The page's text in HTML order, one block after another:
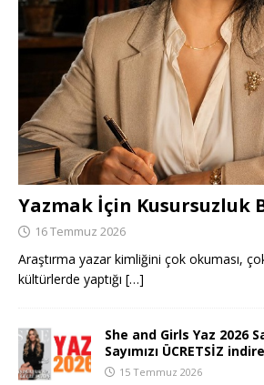
Yazmak İçin Kusursuzluk
16 Temmuz 2026
Araştırma yazar kimliğini çok okuması,
kültürlerde yaptığı […]
She and Girls Yaz 2026
Sayımızı ÜCRETSİZ
15 Temmuz 2026